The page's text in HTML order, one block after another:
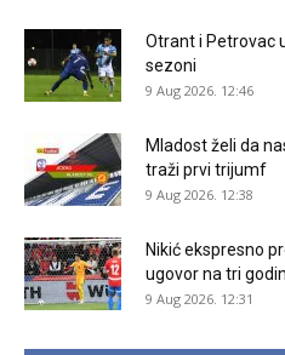
Otrant i Petrovac
sezoni
9 Aug 2026. 12:46
Mladost želi da
traži prvi trijumf
9 Aug 2026. 12:38
Nikić ekspresno
ugovor na tri
9 Aug 2026. 12:31